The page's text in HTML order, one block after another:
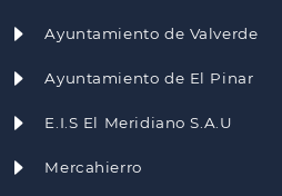
Ayuntamiento de Valverde
Ayuntamiento de El Pinar
E.I.S El Meridiano S.A.U
Mercahierro